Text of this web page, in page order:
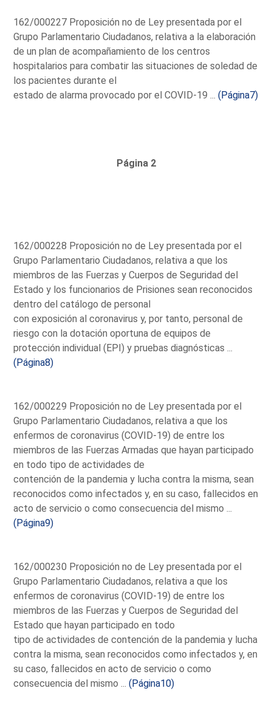
162/000227 Proposición no de Ley presentada por el
Grupo Parlamentario Ciudadanos, relativa a la elaboración
de un plan de acompañamiento de los centros
hospitalarios para combatir las situaciones de soledad de
los pacientes durante el
estado de alarma provocado por el COVID-19 ...(Página7)
Página 2
162/000228 Proposición no de Ley presentada por el
Grupo Parlamentario Ciudadanos, relativa a que los
miembros de las Fuerzas y Cuerpos de Seguridad del
Estado y los funcionarios de Prisiones sean reconocidos
dentro del catálogo de personal
con exposición al coronavirus y, por tanto, personal de
riesgo con la dotación oportuna de equipos de
protección individual (EPI) y pruebas diagnósticas ...
(Página8)
162/000229 Proposición no de Ley presentada por el
Grupo Parlamentario Ciudadanos, relativa a que los
enfermos de coronavirus (COVID-19) de entre los
miembros de las Fuerzas Armadas que hayan participado
en todo tipo de actividades de
contención de la pandemia y lucha contra la misma, sean
reconocidos como infectados y, en su caso, fallecidos en
acto de servicio o como consecuencia del mismo ...
(Página9)
162/000230 Proposición no de Ley presentada por el
Grupo Parlamentario Ciudadanos, relativa a que los
enfermos de coronavirus (COVID-19) de entre los
miembros de las Fuerzas y Cuerpos de Seguridad del
Estado que hayan participado en todo
tipo de actividades de contención de la pandemia y lucha
contra la misma, sean reconocidos como infectados y, en
su caso, fallecidos en acto de servicio o como
consecuencia del mismo ...(Página10)